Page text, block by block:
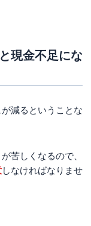
現金不足にな
減るということな
苦しくなるので、
しなければなりませ